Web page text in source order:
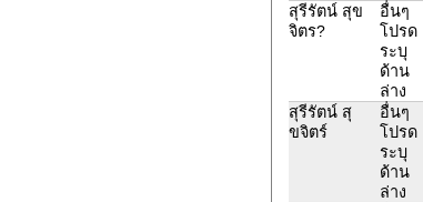
สุรีรัตน์ สุข
จิตร?
อื่นๆ
โปรด
ระบุ
ด้าน
ล่าง
สุรีรัตน์ สุ
ขจิตร์
อื่นๆ
โปรด
ระบุ
ด้าน
ล่าง